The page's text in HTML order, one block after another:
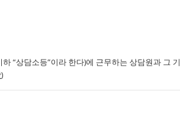
“상담소등”이라 한다)에 근무하는 상담원과 그 기
)